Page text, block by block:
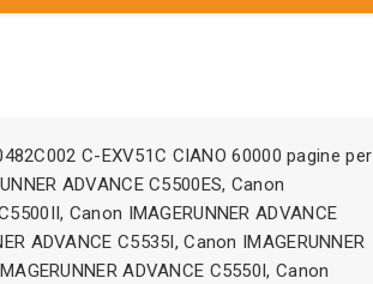
C-EXV51C CIANO 60000 pagine per
ADVANCE C5500ES, Canon
Canon IMAGERUNNER ADVANCE
ADVANCE C5535I, Canon IMAGERUNNER
ADVANCE C5550I, Canon